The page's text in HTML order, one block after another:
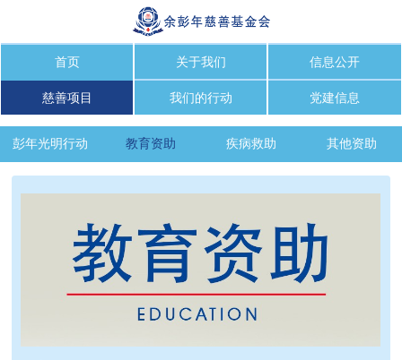
首页 关于我们 信息公开
慈善项目 我们的行动 党建信息
彭年光明行动 教育资助 疾病救助 其他资助